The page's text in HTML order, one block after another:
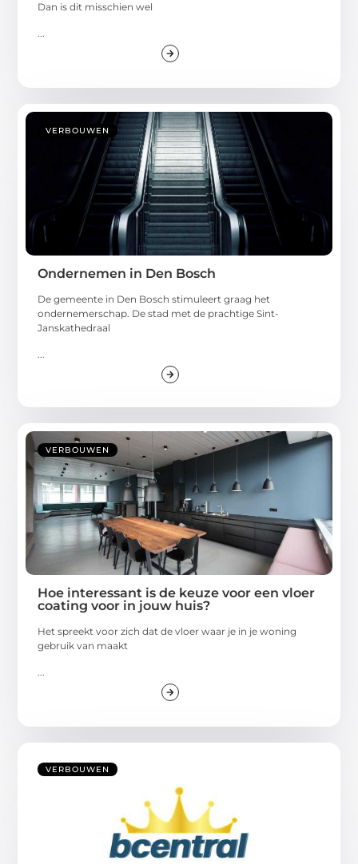
Dan is dit misschien wel
VERBOUWEN
Ondernemen in Den Bosch
De gemeente in Den Bosch stimuleert graag het
ondernemerschap. De stad met de prachtige Sint-
Janskathedraal
VERBOUWEN
Hoe interessant is de keuze voor een vloer
coating voor in jouw huis?
Het spreekt voor zich dat de vloer waar je in je woning
gebruik van maakt
VERBOUWEN